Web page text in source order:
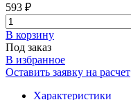
593 ₽
В корзинy
Под заказ
В избранное
Оставить заявку на расчет
Характеристики